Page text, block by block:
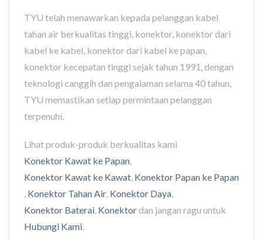
TYU telah menawarkan kepada pelanggan kabel
tahan air berkualitas tinggi, konektor, konektor dari
kabel ke kabel, konektor dari kabel ke papan,
konektor kecepatan tinggi sejak tahun 1991, dengan
teknologi canggih dan pengalaman selama 40 tahun,
TYU memastikan setiap permintaan pelanggan
terpenuhi.
Lihat produk-produk berkualitas kami
Konektor Kawat ke Papan,
Konektor Kawat ke Kawat, Konektor Papan ke Papan
, Konektor Tahan Air, Konektor Daya,
Konektor Baterai, Konektordan jangan ragu untuk
Hubungi Kami.